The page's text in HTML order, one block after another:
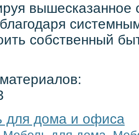
вышесказанное
собственный
для дома и офиса